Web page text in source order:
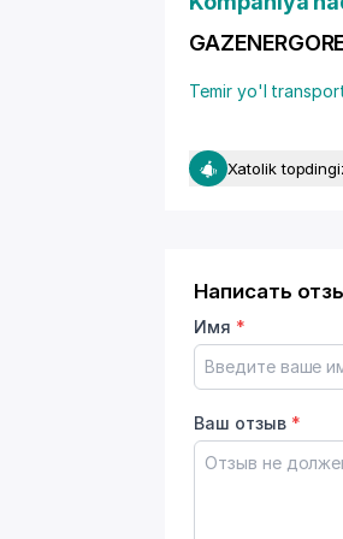
Temir yo'l
Xatolik
Написать
Имя *
Ваш отзыв *